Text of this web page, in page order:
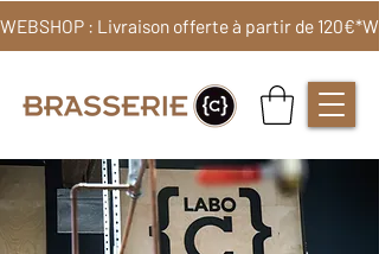
WEBSHOP : Livraison offerte à partir de 120€*